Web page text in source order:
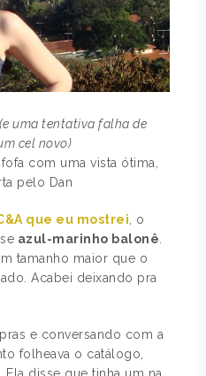
(e uma tentativa falha de
cel novo)
com uma vista ótima,
pelo Dan
que eu mostrei , o
azul-marinho balonê
tamanho maior que o
Acabei deixando pra
e conversando com a
folheava o catálogo,